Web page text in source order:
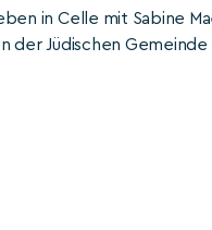
in Celle mit Sabine
Jüdischen Gemeinde